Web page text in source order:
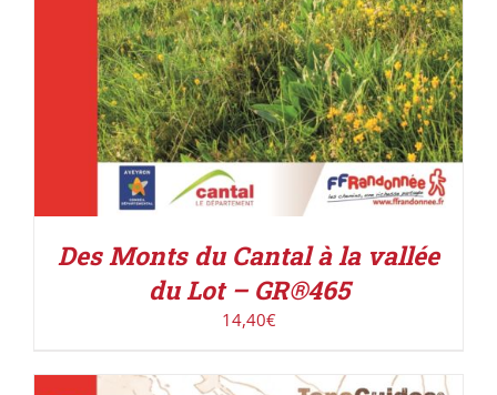
Des Monts du Cantal à la vallée
du Lot – GR®465
14,40€